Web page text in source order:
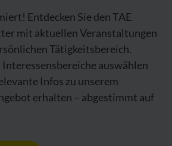
Entdecken Sie den TAE
mit aktuellen Veranstaltungen
Tätigkeitsbereich.
auswählen
Infos zu unserem
erhalten – abgestimmt auf